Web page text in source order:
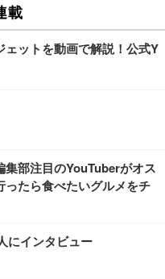
載
ェットを動画で解説！公式Y
集部注目のYouTuberがオス
たら食べたいグルメをチ
にインタビュー